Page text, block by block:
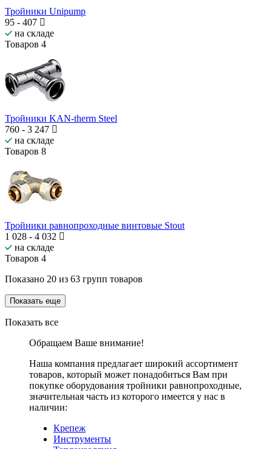
Тройники Unipump
95 - 407
на складе
Товаров 4
Тройники KAN-therm Steel
760 - 3 247
на складе
Товаров 8
Тройники равнопроходные винтовые Stout
1 028 - 4 032
на складе
Товаров 4
Показано 20 из 63 групп товаров
Показать еще
Показать все
Обращаем Ваше внимание!
Наша компания предлагает широкий ассортимент
товаров, который может понадобиться Вам при
покупке оборудования тройники равнопроходные,
значительная часть из которого имеется у нас в
наличии:
Крепеж
Инструменты